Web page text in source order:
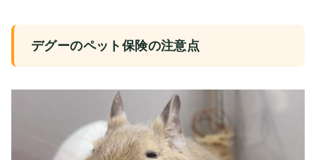
デグーのペット保険の注意点